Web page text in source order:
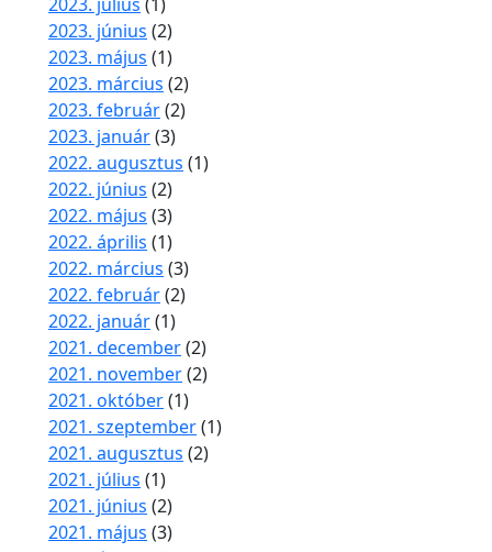
2023. június (2)
2023. május (1)
2023. március (2)
2023. február(2)
2023. január(3)
2022. augusztus (1)
2022. június (2)
2022. május (3)
2022. április (1)
2022. március (3)
2022. február(2)
2022. január(1)
2021. december(2)
2021. november(2)
2021. október(1)
2021. szeptember(1)
2021. augusztus (2)
2021. július (1)
2021. június (2)
2021. május (3)